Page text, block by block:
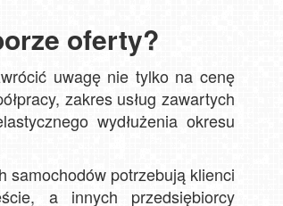
oferty?
uwagę nie tylko na cenę
zakres usług zawartych
wydłużenia okresu
samochodów potrzebują klienci
a innych przedsiębiorcy